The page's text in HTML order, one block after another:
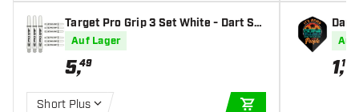
Target Pro Grip 3 Set White - Dart Sh
afts
Auf Lager
5,49
Short Plus
Auf
1,10